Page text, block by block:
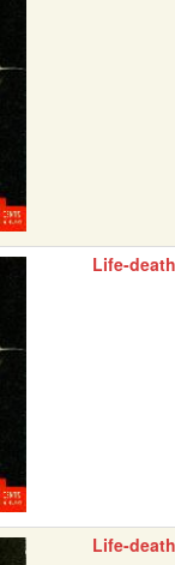
Life-death
Life-death